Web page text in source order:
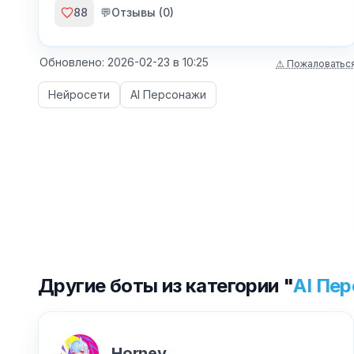
88 💬Отзывы (0)
Обновлено: 2026-02-23 в 10:25 ⚠
Нейросети AI Персонажи
Другие боты из категории "AI